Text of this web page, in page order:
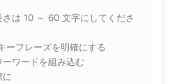
さは 10 ～ 60 文字にしてくださ
ーフレーズを明確にする
ワードを組み込む
に